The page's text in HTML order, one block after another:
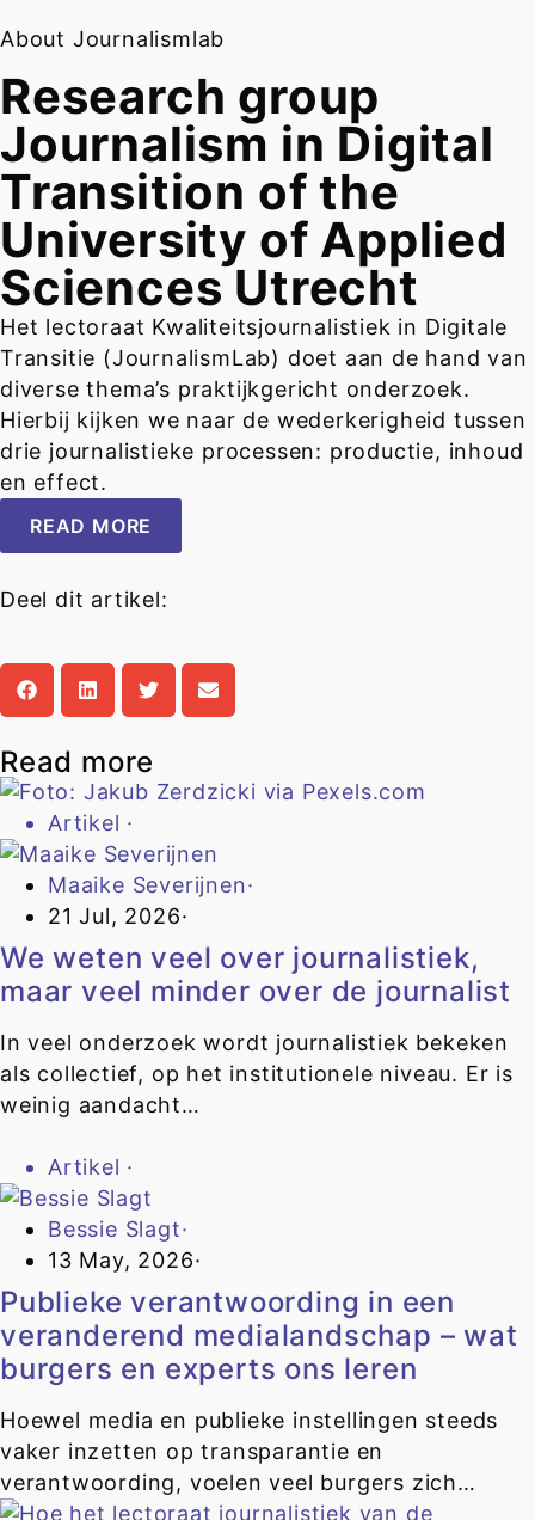
About Journalismlab
Research group
Journalism in Digital
Transition of the
University of Applied
Sciences Utrecht
Het lectoraat Kwaliteitsjournalistiek in Digitale
Transitie (JournalismLab) doet aan de hand van
diverse thema’s praktijkgericht onderzoek.
Hierbij kijken we naar de wederkerigheid tussen
drie journalistieke processen: productie, inhoud
en effect.
READ MORE
Deel dit artikel:
Read more
Artikel ·
Maaike Severijnen·
21 Jul, 2026·
We weten veel over journalistiek,
maar veel minder over de journalist
In veel onderzoek wordt journalistiek bekeken
als collectief, op het institutionele niveau. Er is
weinig aandacht…
Artikel ·
Bessie Slagt·
13 May, 2026·
Publieke verantwoording in een
veranderend medialandschap – wat
burgers en experts ons leren
Hoewel media en publieke instellingen steeds
vaker inzetten op transparantie en
verantwoording, voelen veel burgers zich…